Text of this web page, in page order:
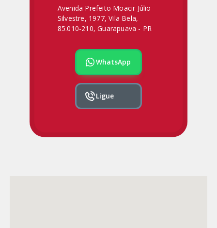
Avenida Prefeito Moacir Júlio
Silvestre, 1977, Vila Bela,
85.010-210, Guarapuava - PR
WhatsApp
Ligue